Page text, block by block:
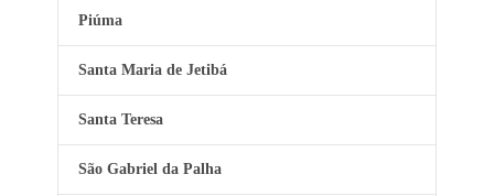
Piúma
Santa Maria de Jetibá
Santa Teresa
São Gabriel da Palha